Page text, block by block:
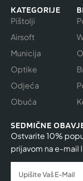
KATEGORIJE
Pištolji
Airsoft
Municija
Optike
Odjeća
Obuća
SEDMIČNE
Ostvarite 10%
prijavom na e-mail